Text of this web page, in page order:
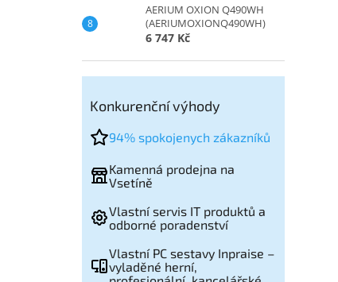
AERIUM OXION Q490WH
(AERIUMOXIONQ490WH)
6 747 Kč
Konkurenční výhody
94% spokojenych zákazníků
Kamenná prodejna na
Vsetíně
Vlastní servis IT produktů a
odborné poradenství
Vlastní PC sestavy Inpraise –
vyladěné herní,